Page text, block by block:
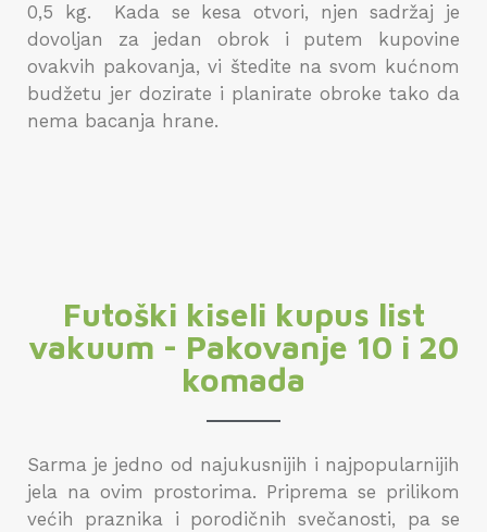
0,5 kg. Kada se kesa otvori, njen sadržaj je
dovoljan za jedan obrok i putem kupovine
ovakvih pakovanja, vi štedite na svom kućnom
budžetu jer dozirate i planirate obroke tako da
nema bacanja hrane.
Futoški kiseli kupus list
vakuum - Pakovanje 10 i 20
komada
Sarma je jedno od najukusnijih i najpopularnijih
jela na ovim prostorima. Priprema se prilikom
većih praznika i porodičnih svečanosti, pa se